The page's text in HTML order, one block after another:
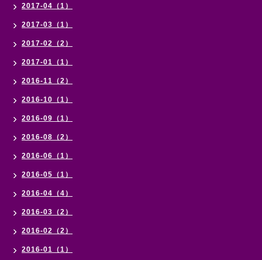
2017-04（1）
2017-03（1）
2017-02（2）
2017-01（1）
2016-11（2）
2016-10（1）
2016-09（1）
2016-08（2）
2016-06（1）
2016-05（1）
2016-04（4）
2016-03（2）
2016-02（2）
2016-01（1）